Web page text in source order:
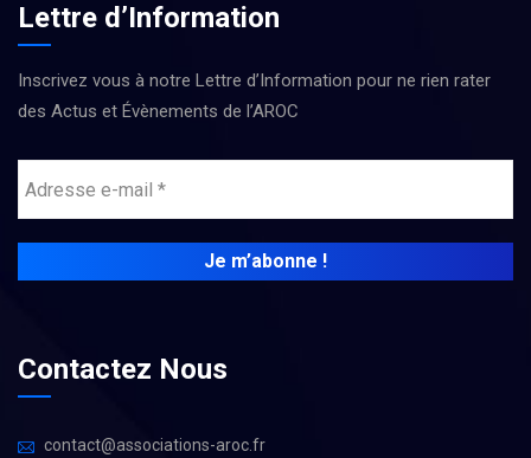
Lettre d’Information
Inscrivez vous à notre Lettre d’Information pour ne rien rater
des Actus et Évènements de l’AROC
Contactez Nous
contact@associations-aroc.fr